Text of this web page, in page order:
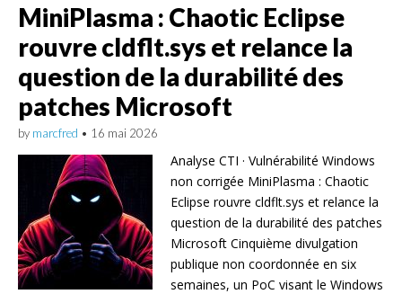
MiniPlasma : Chaotic Eclipse
rouvre cldflt.sys et relance la
question de la durabilité des
patches Microsoft
by marcfred • 16 mai 2026
Analyse CTI · Vulnérabilité Windows
non corrigée MiniPlasma : Chaotic
Eclipse rouvre cldflt.sys et relance la
question de la durabilité des patches
Microsoft Cinquième divulgation
publique non coordonnée en six
semaines, un PoC visant le Windows